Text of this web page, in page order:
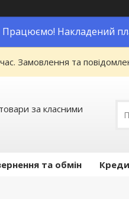
Працюємо! Накладений
Замовлення та
за класними
та обмін